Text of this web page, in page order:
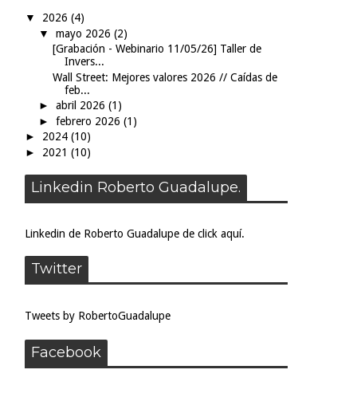
▼ 2026 (4)
▼ mayo 2026 (2)
[Grabación - Webinario 11/05/26] Taller de
Invers...
Wall Street: Mejores valores 2026 // Caídas de
feb...
► abril 2026 (1)
► febrero 2026 (1)
► 2024 (10)
► 2021 (10)
Linkedin Roberto Guadalupe.
Linkedin de Roberto Guadalupe de click aquí.
Twitter
Tweets by RobertoGuadalupe
Facebook